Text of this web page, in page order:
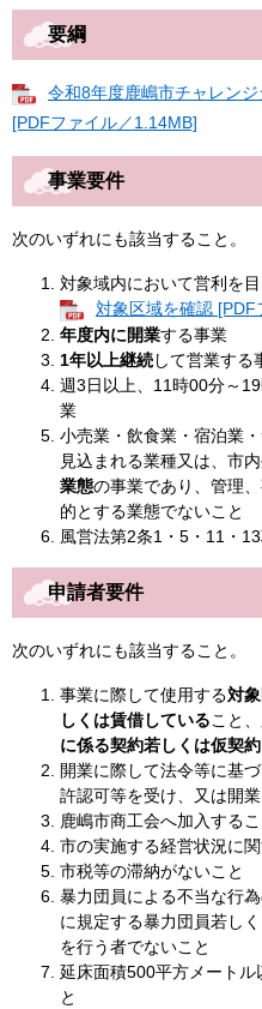
要綱
令和8年度鹿嶋市チャレン
[PDFファイル／1.14MB]
事業要件
次のいずれにも該当すること。
対象域内において営利を
対象区域を確認
年度内に開業する事業
1年以上継続して営業する
週3日以上、11時00分～
業
小売業・飲食業・宿泊業・
見込まれる業種又は、市
業態の事業であり、管理
的とする業態でないこと
風営法第2条1・5・11・
申請者要件
次のいずれにも該当すること。
事業に際して使用する対
しくは賃借していること
に係る契約若しくは仮契
開業に際して法令等に基
許認可等を受け、又は開
鹿嶋市商工会へ加入する
市の実施する経営状況に
市税等の滞納がないこと
暴力団員による不当な行
に規定する暴力団員若し
を行う者でないこと
延床面積500平方メートル
と